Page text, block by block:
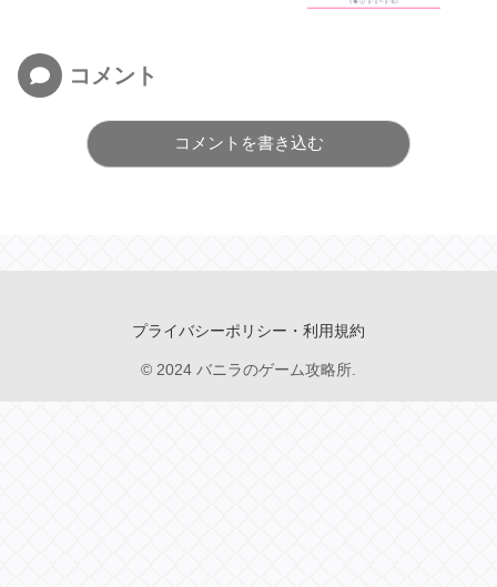
コメント
コメントを書き込む
プライバシーポリシー・利用規約
© 2024 バニラのゲーム攻略所.